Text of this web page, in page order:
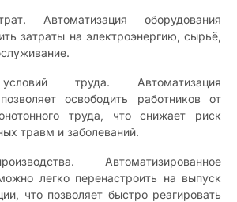
Автоматизация оборудования
затраты на электроэнергию, сырьё,
труда. Автоматизация
освободить работников от
труда, что снижает риск
травм и заболеваний.
Автоматизированное
легко перенастроить на выпуск
что позволяет быстро реагировать